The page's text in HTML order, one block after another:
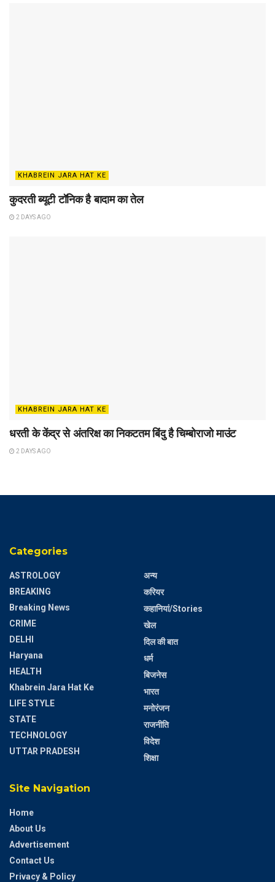
KHABREIN JARA HAT KE
कुदरती ब्यूटी टॉनिक है बादाम का तेल
2 DAYS AGO
KHABREIN JARA HAT KE
धरती के केंद्र से अंतरिक्ष का निकटतम बिंदु है चिम्बोराजो माउंट
2 DAYS AGO
Categories
ASTROLOGY
BREAKING
Breaking News
CRIME
DELHI
Haryana
HEALTH
Khabrein Jara Hat Ke
LIFE STYLE
STATE
TECHNOLOGY
UTTAR PRADESH
अन्य
करियर
कहानियां/Stories
खेल
दिल की बात
धर्म
बिजनेस
भारत
मनोरंजन
राजनीति
विदेश
शिक्षा
Site Navigation
Home
About Us
Advertisement
Contact Us
Privacy & Policy